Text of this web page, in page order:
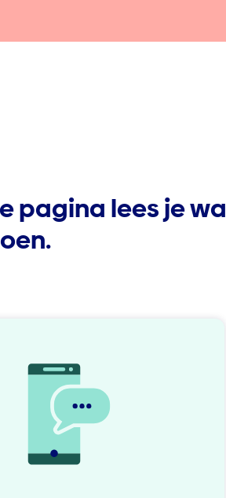
pagina lees je